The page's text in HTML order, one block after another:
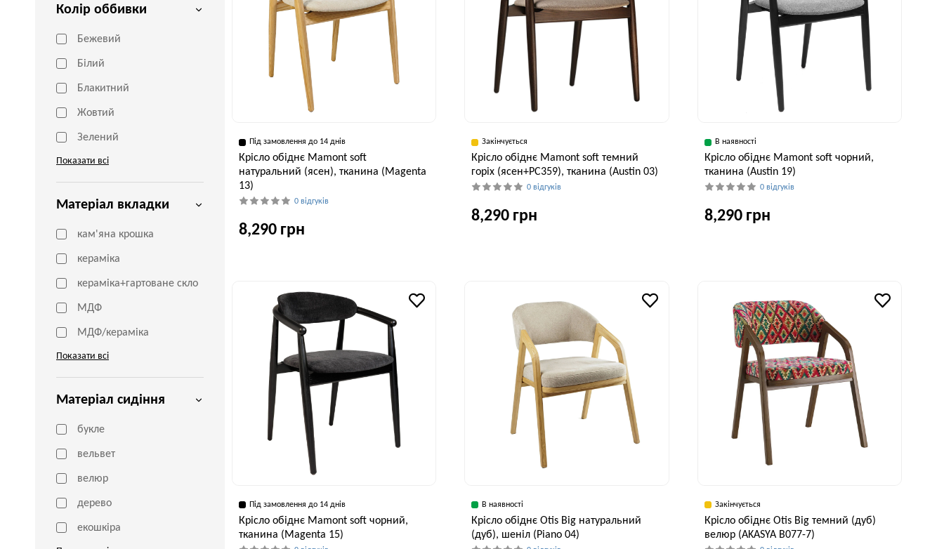
Колір оббивки
Бежевий
Білий
Блакитний
Жовтий
Зелений
Показати всі
Матеріал вкладки
кам'яна крошка
кераміка
кераміка+гартоване скло
МДФ
МДФ/кераміка
Показати всі
Матеріал сидіння
букле
вельвет
велюр
дерево
екошкіра
Під замовлення до 14 днів
Крісло обіднє Mamont soft
натуральний (ясен), тканина (Magenta
13)
0 відгуків
8,290 грн
75 см 53 см
Закінчується
Крісло обіднє Mamont soft темний
горіх (ясен+PC359), тканина (Austin 03)
0 відгуків
8,290 грн
В наявності
Крісло обіднє Mamont soft чорний,
тканина (Austin 19)
0 відгуків
8,290 грн
Під замовлення до 14 днів
Крісло обіднє Mamont soft чорний,
тканина (Magenta 15)
В наявності
Крісло обіднє Otis Big натуральний
(дуб), шеніл (Piano 04)
Закінчується
Крісло обіднє Otis Big темний (дуб)
велюр (AKASYA В077-7)